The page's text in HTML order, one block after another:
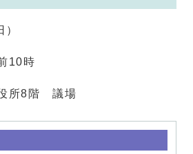
）
10時
役所8階 議場